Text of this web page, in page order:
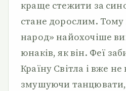
краще стежити за
стане дорослим.
народ» найохочіше
юнаків, як він. Феї
Країну Світла і вже не
змушуючи